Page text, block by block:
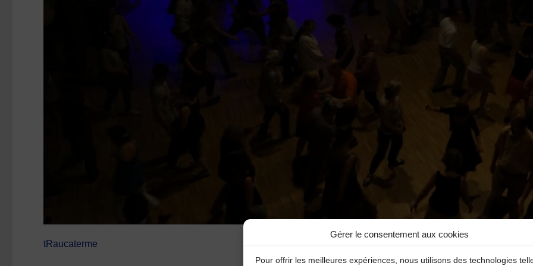
Gérer le consentement aux cookies
Pour offrir les meilleures expériences, nous utilisons des technologies
tRaucaterme